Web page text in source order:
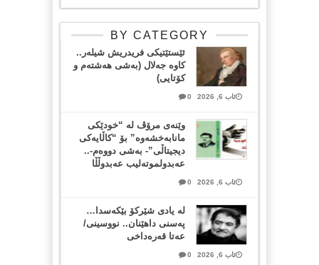
BY CATEGORY
ئێستێتیکی فریدریش شیلەر..
کاوە جەلال (بەشی هەشتەم و
کۆتایی)
ئاب 6, 2026 0
وێنەی مرۆڤ لە “خودێکی
مانابەخشەوە” بۆ “کاڵایەکی
دیجیتاڵی”- بەشی دووەم-..
عەبدولموتەلیب عەبدوڵڵا
ئاب 6, 2026 0
لە یادی شێرکۆ بێکەسدا…
پەسنی داهێنان.. نووسینی/
عەتا قەرەداخی
ئاب 6, 2026 0